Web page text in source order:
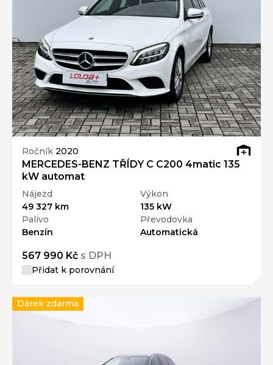
Ročník 2020
MERCEDES-BENZ TŘÍDY C C200 4matic 135
kW automat
Nájezd
49 327 km
Výkon
135 kW
Palivo
Benzín
Převodovka
Automatická
567 990 Kč s DPH
Přidat k porovnání
Dárek zdarma